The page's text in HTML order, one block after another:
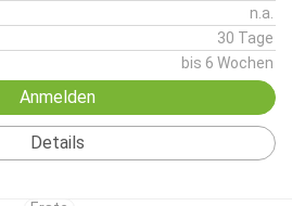
n.a.
30 Tage
bis 6 Wochen
Anmelden
Details